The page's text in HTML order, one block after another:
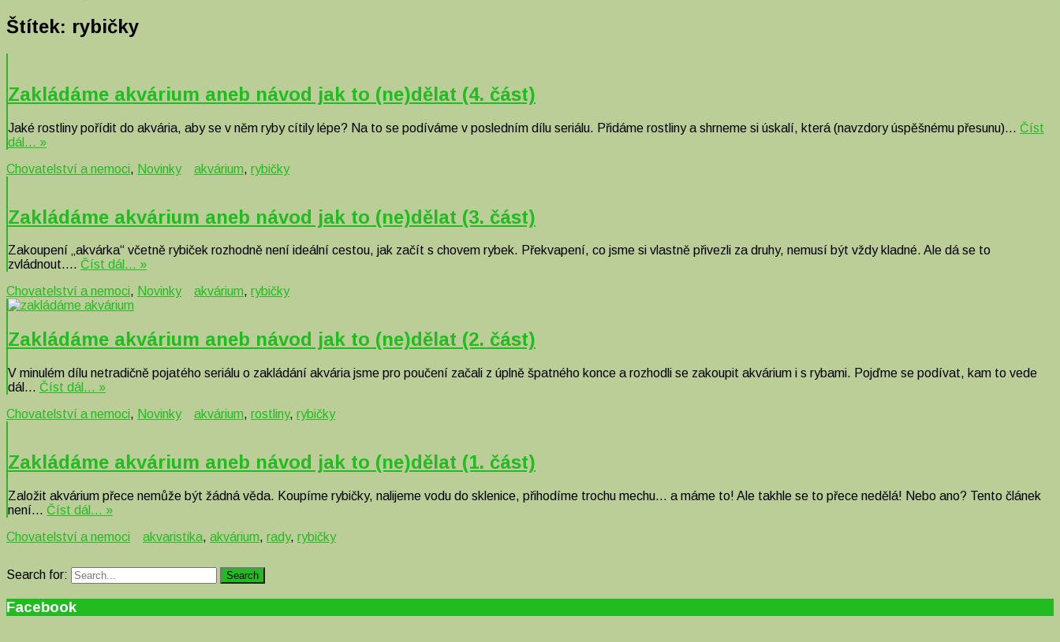
Štítek: rybičky
Zakládáme akvárium aneb návod jak to (ne)dělat (4. část)
Jaké rostliny pořídit do akvária, aby se v něm ryby cítily lépe? Na to se podíváme v posledním dílu seriálu. Přidáme rostliny a shrneme si úskalí, která (navzdory úspěšnému přesunu)… Číst
dál… »
Chovatelství a nemoci, Novinky akvárium, rybičky
Zakládáme akvárium aneb návod jak to (ne)dělat (3. část)
Zakoupení „akvárka“ včetně rybiček rozhodně není ideální cestou, jak začít s chovem rybek. Překvapení, co jsme si vlastně přivezli za druhy, nemusí být vždy kladné. Ale dá se to
zvládnout…. Číst dál… »
Chovatelství a nemoci, Novinky akvárium, rybičky
Zakládáme akvárium aneb návod jak to (ne)dělat (2. část)
V minulém dílu netradičně pojatého seriálu o zakládání akvária jsme pro poučení začali z úplně špatného konce a rozhodli se zakoupit akvárium i s rybami. Pojďme se podívat, kam to vede
dál… Číst dál… »
Chovatelství a nemoci, Novinky akvárium, rostliny, rybičky
Zakládáme akvárium aneb návod jak to (ne)dělat (1. část)
Založit akvárium přece nemůže být žádná věda. Koupíme rybičky, nalijeme vodu do sklenice, přihodíme trochu mechu… a máme to! Ale takhle se to přece nedělá! Nebo ano? Tento článek
není… Číst dál… »
Chovatelství a nemoci
akvaristika, akvárium, rady, rybičky
Search for: Search
Facebook